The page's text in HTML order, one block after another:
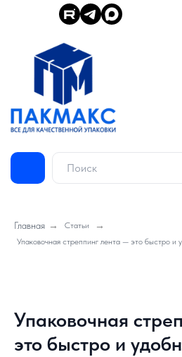
Главная → Статьи →
Упаковочная стреппинг лента — это быстро и
Упаковочная
это быстро и